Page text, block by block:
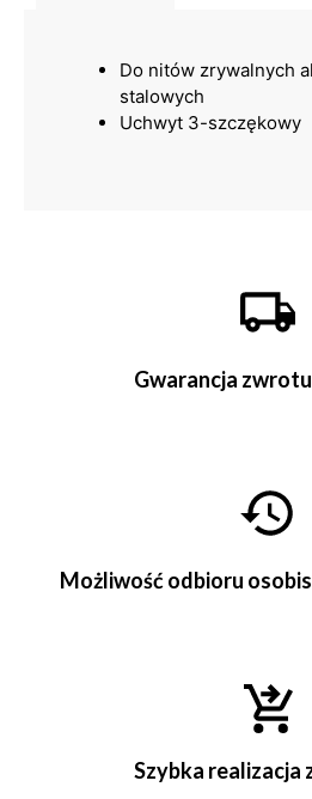
Do nitów zrywalnych
stalowych
Uchwyt 3-szczękowy
Gwarancja
Możliwość odbioru
Szybka realizacja